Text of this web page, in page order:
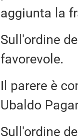
aggiunta la
Sull'ordine
favorevole.
Il parere è
Ubaldo
Sull'ordine